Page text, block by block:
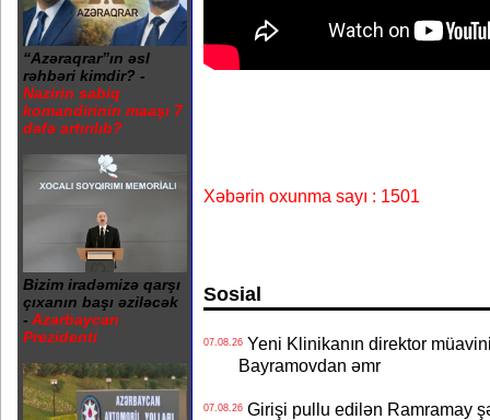
“Azəraqrar”ın əsl
rəhbəri kimdir? -
Nazirin sabiq
komandirinin maaşı 7
dəfə artırılıb?
Bizim iradəmizə qarşı
çıxanın başı əziləcək
- Azərbaycan
Prezidenti
Xəbərin oxunma sayı : 1501
Sosial
07.08.26Yeni Klinikanın direktor müavini
Bayramovdan əmr
07.08.26Girişi pullu edilən Ramramay